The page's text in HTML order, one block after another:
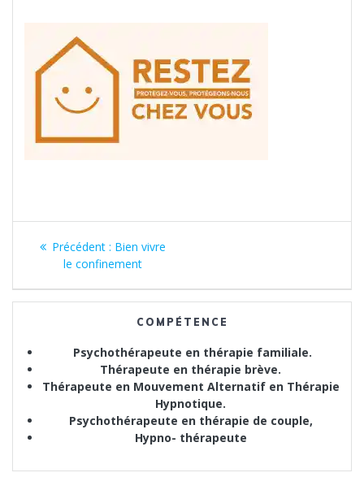
Navigation
l’article
Précédent : Article
précédent
Bien vivre
le confinement
COMPÉTENCE
Psychothérapeute en thérapie familiale.
Thérapeute en thérapie brève.
Thérapeute en Mouvement Alternatif en Thérapie
Hypnotique.
Psychothérapeute en thérapie de couple,
Hypno- thérapeute